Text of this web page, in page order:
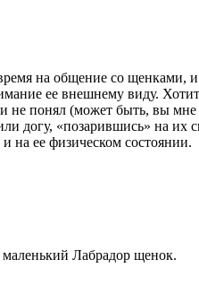
на общение со щенками,
ее внешнему виду.
понял (может быть, вы мне
догу, «позарившись» на их
на ее физическом состоянии.
Лабрадор щенок.